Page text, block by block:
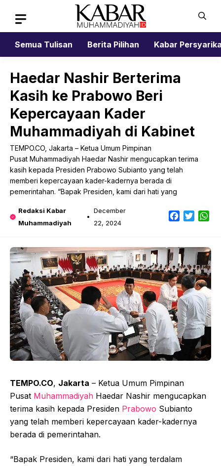
content
Semua Tulisan
Berita Pilihan Kabar
Haedar Nashir Berterima
Kasih ke Prabowo Beri
Kepercayaan Kader
Muhammadiyah di Kabinet
TEMPO.CO, Jakarta – Ketua Umum Pimpinan
Pusat Muhammadiyah Haedar Nashir mengucapkan terima
kasih kepada Presiden Prabowo Subianto yang telah
memberi kepercayaan kader-kadernya berada di
pemerintahan. “Bapak Presiden, kami dari hati yang
Redaksi Kabar
Muhammadiyah
December
22, 2024
Facebook
Twitter
TEMPO.CO, Jakarta – Ketua Umum Pimpinan
Pusat Muhammadiyah Haedar Nashir mengucapkan
terima kasih kepada Presiden Prabowo Subianto
yang telah memberi kepercayaan kader-kadernya
berada di pemerintahan.
“Bapak Presiden, kami dari hati yang terdalam